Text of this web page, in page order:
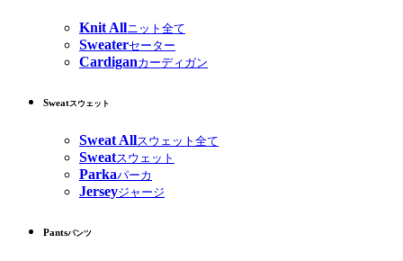
Knit Allニット全て
Sweaterセーター
Cardiganカーディガン
Sweatスウェット
Sweat Allスウェット全て
Sweatスウェット
Parkaパーカ
Jerseyジャージ
Pantsパンツ